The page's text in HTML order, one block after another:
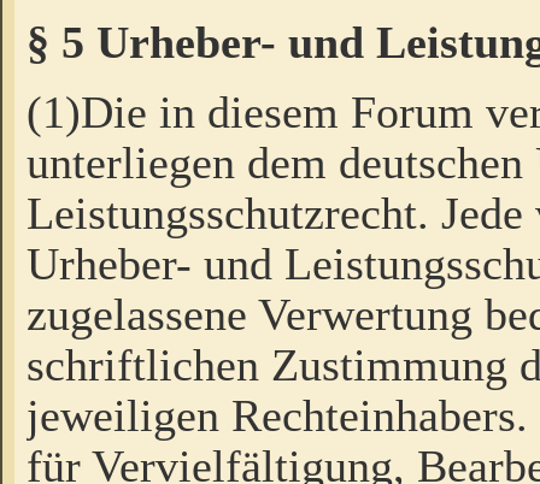
§ 5 Urheber- und
(1)Die in diesem Forum
unterliegen dem
Leistungsschutzrecht.
Urheber- und
zugelassene Verwertung
schriftlichen Zustimmung
jeweiligen
für Vervielfältigung,